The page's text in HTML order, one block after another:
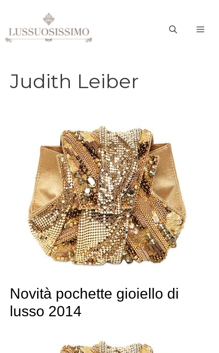
contenuto
Judith Leiber
Novità pochette gioiello di
lusso 2014